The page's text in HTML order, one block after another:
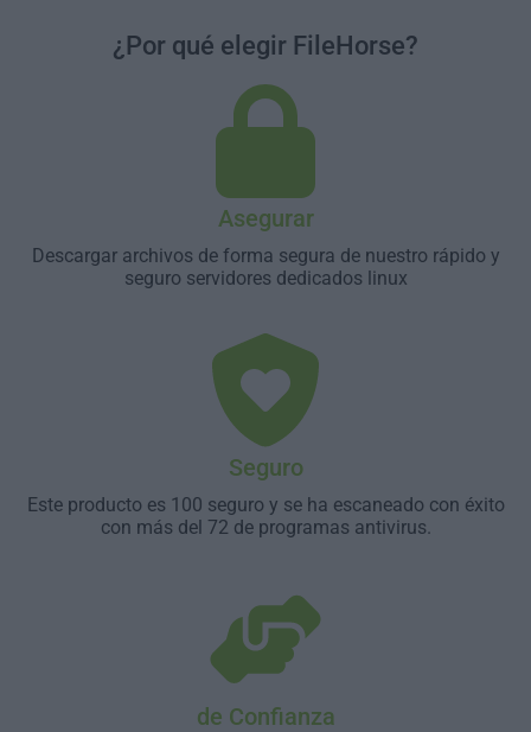
¿Por qué elegir FileHorse?
Asegurar
Descargar archivos de forma segura de nuestro rápido y
seguro servidores dedicados linux
Seguro
Este producto es 100 seguro y se ha escaneado con éxito
con más del 72 de programas antivirus.
de Confianza